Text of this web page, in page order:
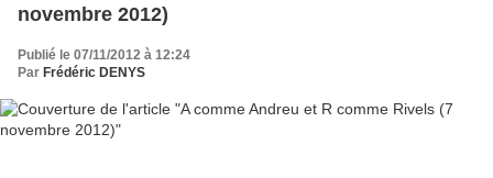
novembre 2012)
Publié le 07/11/2012 à 12:24
Par Frédéric DENYS